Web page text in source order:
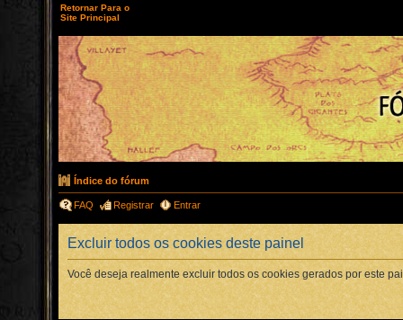
Retornar Para o
Site Principal
Índice do fórum
FAQ Registrar Entrar
Excluir todos os cookies deste painel
Você deseja realmente excluir todos os cookies gerados por este